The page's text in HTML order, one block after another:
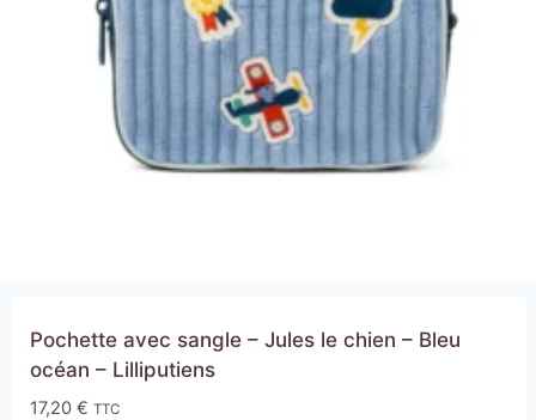
Pochette avec sangle – Jules le chien – Bleu
océan – Lilliputiens
17,20 € TTC